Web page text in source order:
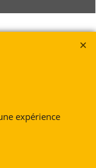
expérience